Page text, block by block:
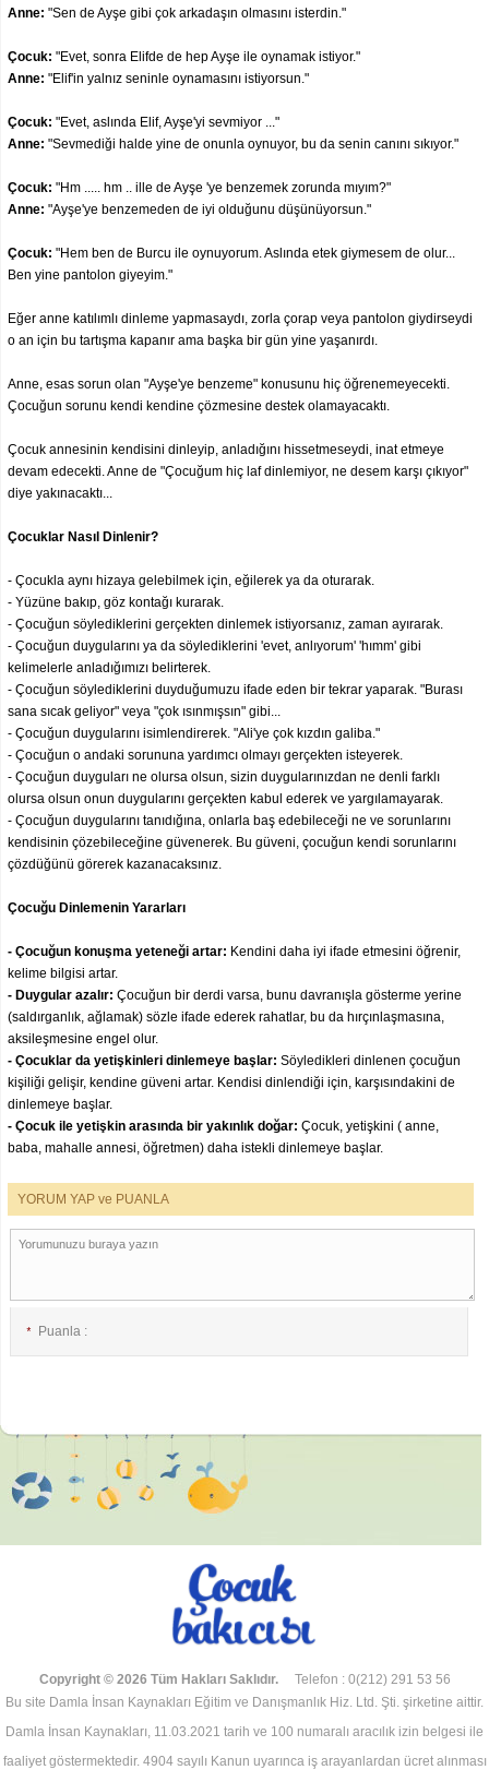
Anne: "Sen de Ayşe gibi çok arkadaşın olmasını isterdin."
Çocuk: "Evet, sonra Elifde de hep Ayşe ile oynamak istiyor."
Anne: "Elif'in yalnız seninle oynamasını istiyorsun."
Çocuk: "Evet, aslında Elif, Ayşe'yi sevmiyor ..."
Anne: "Sevmediği halde yine de onunla oynuyor, bu da senin canını sıkıyor."
Çocuk: "Hm ..... hm .. ille de Ayşe 'ye benzemek zorunda mıyım?"
Anne: "Ayşe'ye benzemeden de iyi olduğunu düşünüyorsun."
Çocuk: "Hem ben de Burcu ile oynuyorum. Aslında etek giymesem de olur...
Ben yine pantolon giyeyim."
Eğer anne katılımlı dinleme yapmasaydı, zorla çorap veya pantolon giydirseydi
o an için bu tartışma kapanır ama başka bir gün yine yaşanırdı.
Anne, esas sorun olan "Ayşe'ye benzeme" konusunu hiç öğrenemeyecekti.
Çocuğun sorunu kendi kendine çözmesine destek olamayacaktı.
Çocuk annesinin kendisini dinleyip, anladığını hissetmeseydi, inat etmeye
devam edecekti. Anne de "Çocuğum hiç laf dinlemiyor, ne desem karşı çıkıyor"
diye yakınacaktı...
Çocuklar Nasıl Dinlenir?
- Çocukla aynı hizaya gelebilmek için, eğilerek ya da oturarak.
- Yüzüne bakıp, göz kontağı kurarak.
- Çocuğun söylediklerini gerçekten dinlemek istiyorsanız, zaman ayırarak.
- Çocuğun duygularını ya da söylediklerini 'evet, anlıyorum' 'hımm' gibi
kelimelerle anladığımızı belirterek.
- Çocuğun söylediklerini duyduğumuzu ifade eden bir tekrar yaparak. "Burası
sana sıcak geliyor" veya "çok ısınmışsın" gibi...
- Çocuğun duygularını isimlendirerek. "Ali'ye çok kızdın galiba."
- Çocuğun o andaki sorununa yardımcı olmayı gerçekten isteyerek.
- Çocuğun duyguları ne olursa olsun, sizin duygularınızdan ne denli farklı
olursa olsun onun duygularını gerçekten kabul ederek ve yargılamayarak.
- Çocuğun duygularını tanıdığına, onlarla baş edebileceği ne ve sorunlarını
kendisinin çözebileceğine güvenerek. Bu güveni, çocuğun kendi sorunlarını
çözdüğünü görerek kazanacaksınız.
Çocuğu Dinlemenin Yararları
- Çocuğun konuşma yeteneği artar: Kendini daha iyi ifade etmesini öğrenir,
kelime bilgisi artar.
- Duygular azalır: Çocuğun bir derdi varsa, bunu davranışla gösterme yerine
(saldırganlık, ağlamak) sözle ifade ederek rahatlar, bu da hırçınlaşmasına,
aksileşmesine engel olur.
- Çocuklar da yetişkinleri dinlemeye başlar: Söyledikleri dinlenen çocuğun
kişiliği gelişir, kendine güveni artar. Kendisi dinlendiği için, karşısındakini de
dinlemeye başlar.
- Çocuk ile yetişkin arasında bir yakınlık doğar: Çocuk, yetişkini ( anne,
baba, mahalle annesi, öğretmen) daha istekli dinlemeye başlar.
YORUM YAP ve PUANLA
* Puanla :
İsim :
Copyright © 2026 Tüm Hakları Saklıdır.
Telefon : 0(212) 291 53 56
Bu site Damla İnsan Kaynakları Eğitim ve Danışmanlık Hiz. Ltd. Şti. şirketine aittir.
Damla İnsan Kaynakları, 11.03.2021 tarih ve 100 numaralı aracılık izin belgesi ile
faaliyet göstermektedir. 4904 sayılı Kanun uyarınca iş arayanlardan ücret alınması